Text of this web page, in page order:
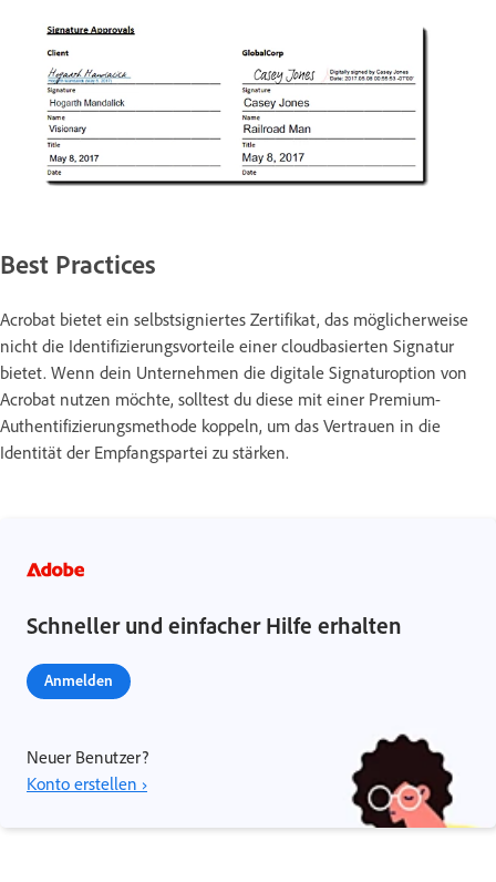
Best Practices
Acrobat bietet ein selbstsigniertes Zertifikat, das möglicherweise
nicht die Identifizierungsvorteile einer cloudbasierten Signatur
bietet. Wenn dein Unternehmen die digitale Signaturoption von
Acrobat nutzen möchte, solltest du diese mit einer Premium-
Authentifizierungsmethode koppeln, um das Vertrauen in die
Identität der Empfangspartei zu stärken.
Schneller und einfacher Hilfe erhalten
Anmelden
Neuer Benutzer?
Konto erstellen ›